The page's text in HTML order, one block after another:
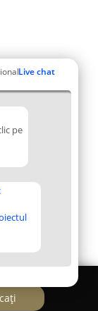
Live chat
pe